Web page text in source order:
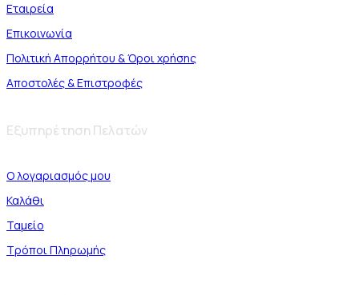
Εταιρεία
Επικοινωνία
Πολιτική Απορρήτου & Όροι χρήσης
Αποστολές & Επιστροφές
Εξυπηρέτηση Πελατών
Ο λογαριασμός μου
Καλάθι
Ταμείο
Τρόποι Πληρωμής